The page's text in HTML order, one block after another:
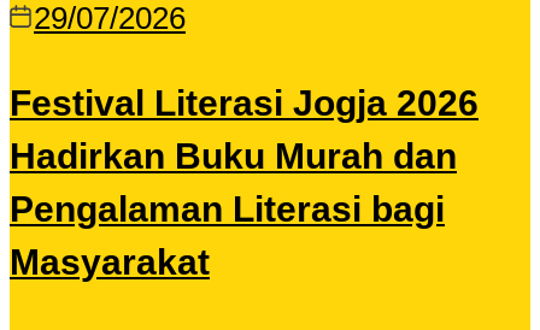
29/07/2026
Festival Literasi Jogja 2026
Hadirkan Buku Murah dan
Pengalaman Literasi bagi
Masyarakat